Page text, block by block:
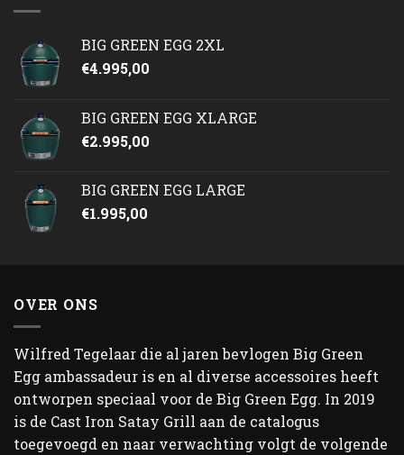
BIG GREEN EGG 2XL
€4.995,00
BIG GREEN EGG XLARGE
€2.995,00
BIG GREEN EGG LARGE
€1.995,00
OVER ONS
Wilfred Tegelaar die al jaren bevlogen Big Green
Egg ambassadeur is en al diverse accessoires heeft
ontworpen speciaal voor de Big Green Egg. In 2019
is de Cast Iron Satay Grill aan de catalogus
toegevoegd en naar verwachting volgt de volgende